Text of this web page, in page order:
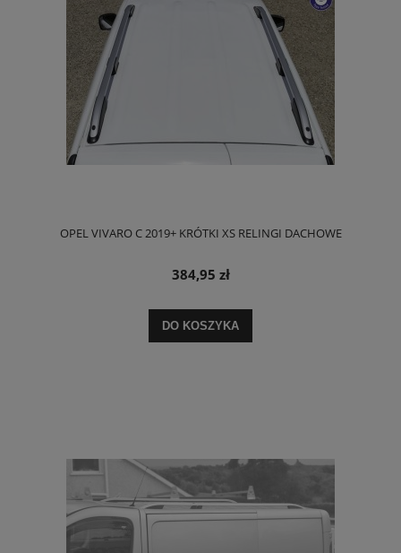
OPEL VIVARO C 2019+ KRÓTKI XS RELINGI DACHOWE
384,95 zł
DO KOSZYKA